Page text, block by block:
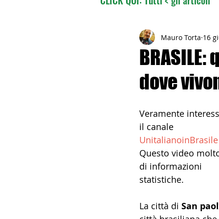
02 - TURISMO DELLE
04 - ITALIANI
06 - ITALIANI
08 - ITALIANI IN OCEANIA
dove
Mauro Torta 16
Veramente
il canale
UnitalianoinBrasile
Questo video
di informazioni
statistiche.
La città di San